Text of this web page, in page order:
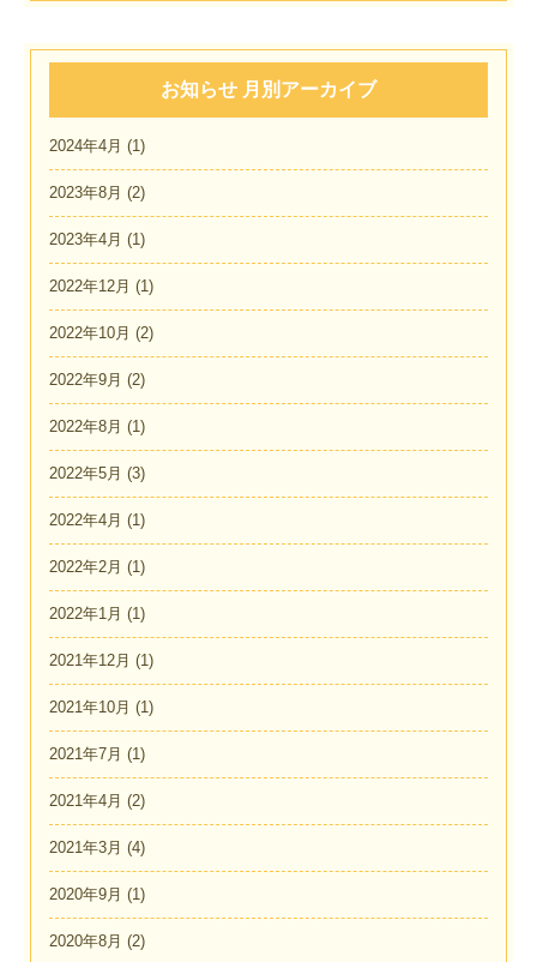
お知らせ 月別アーカイブ
2024年4月 (1)
2023年8月 (2)
2023年4月 (1)
2022年12月 (1)
2022年10月 (2)
2022年9月 (2)
2022年8月 (1)
2022年5月 (3)
2022年4月 (1)
2022年2月 (1)
2022年1月 (1)
2021年12月 (1)
2021年10月 (1)
2021年7月 (1)
2021年4月 (2)
2021年3月 (4)
2020年9月 (1)
2020年8月 (2)